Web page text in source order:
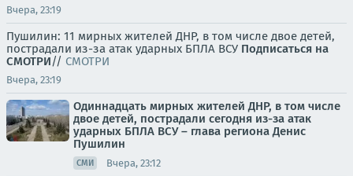
Вчера, 23:19
Пушилин: 11 мирных жителей ДНР, в том числе двое детей,
пострадали из-за атак ударных БПЛА ВСУ Подписаться на
СМОТРИ// СМОТРИ
Вчера, 23:19
Одиннадцать мирных жителей ДНР, в том числе
двое детей, пострадали сегодня из-за атак
ударных БПЛА ВСУ – глава региона Денис
Пушилин
СМИ Вчера, 23:12